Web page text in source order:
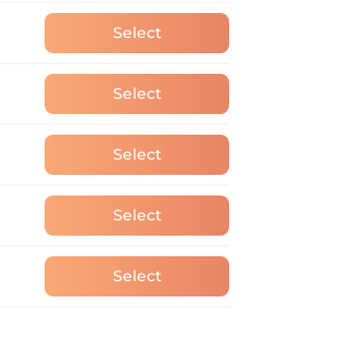
Select
Select
Select
Select
Select